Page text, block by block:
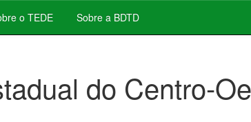
o TEDE Sobre a BDTD
do Centro-